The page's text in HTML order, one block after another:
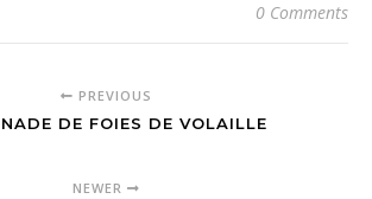
0 Comments
PREVIOUS
DE FOIES DE VOLAILLE
NEWER